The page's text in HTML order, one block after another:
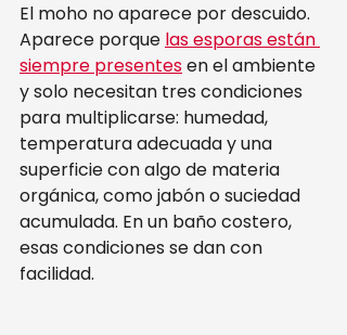
El moho no aparece por descuido.
Aparece porque las esporas están
siempre presentes en el ambiente
y solo necesitan tres condiciones
para multiplicarse: humedad,
temperatura adecuada y una
superficie con algo de materia
orgánica, como jabón o suciedad
acumulada. En un baño costero,
esas condiciones se dan con
facilidad.